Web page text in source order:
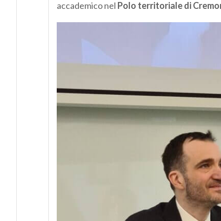
accademico nel Polo territoriale di